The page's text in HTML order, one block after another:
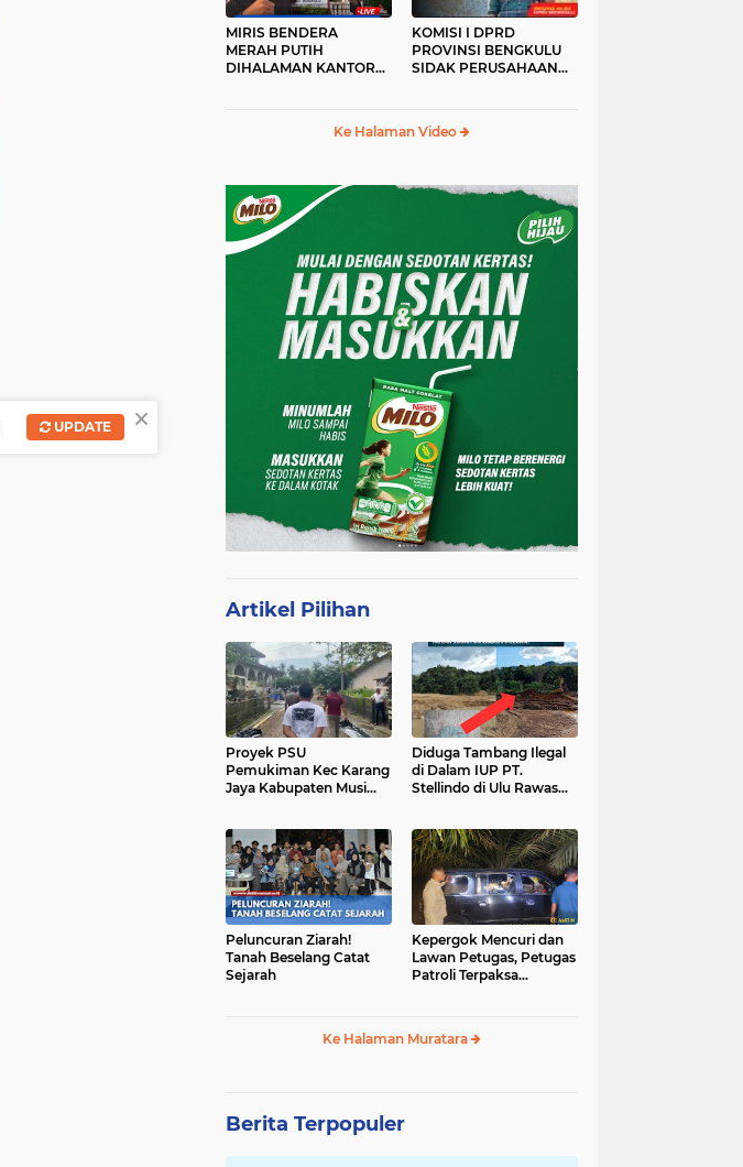
MIRIS BENDERA
MERAH PUTIH
DIHALAMAN KANTOR
KOMISI I DPRD
PROVINSI BENGKULU
SIDAK PERUSAHAAN
Ke Halaman Video
Artikel Pilihan
Proyek PSU
Pemukiman Kec Karang
Jaya Kabupaten Musi
Diduga Tambang Ilegal
di Dalam IUP PT.
Stellindo di Ulu Rawas
Peluncuran Ziarah!
Tanah Beselang Catat
Sejarah
Kepergok Mencuri dan
Lawan Petugas, Petugas
Patroli Terpaksa
Ke Halaman Muratara
Berita Terpopuler
×
UPDATE